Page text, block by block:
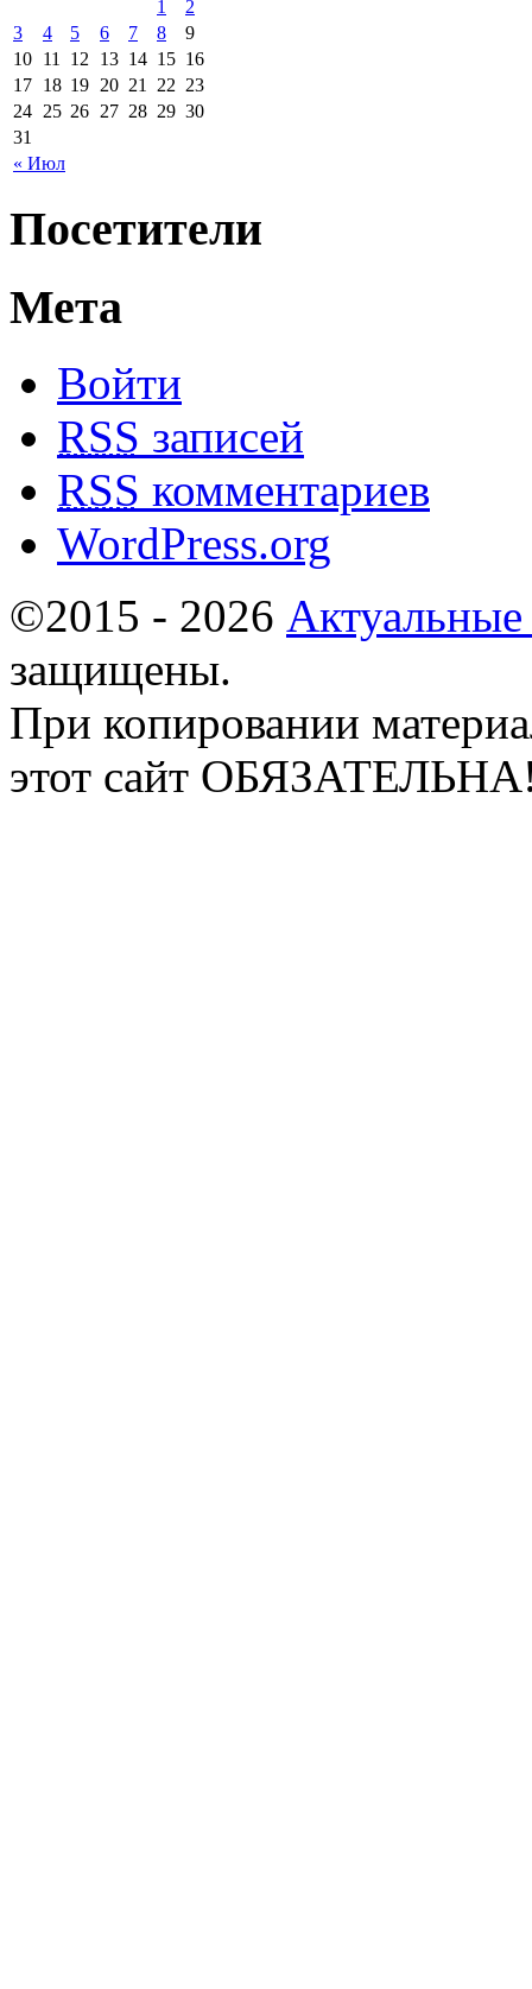
« Июл
1
2
3
4 5 6 7 8
9
10 11 12 13 14 15 16
17 18 19 20 21 22 23
24 25 26 27 28 29 30
31
Посетители
Мета
Войти
RSS записей
RSS комментариев
WordPress.org
©2015 - 2026
защищены.
При копировании
этот сайт